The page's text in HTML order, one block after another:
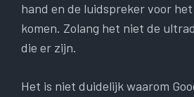
hand en de luidspreker voor
komen. Zolang het niet de
die er zijn.
Het is niet duidelijk waarom